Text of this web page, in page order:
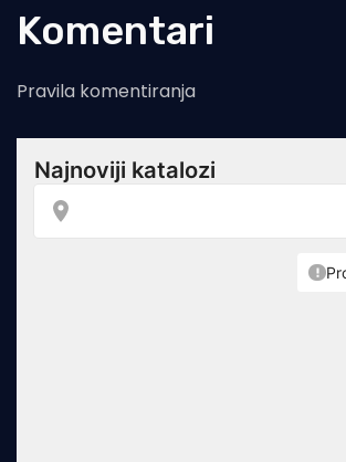
Komentari
Pravila komentiranja